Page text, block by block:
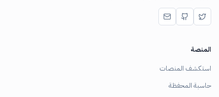
المنصة
استكشف المنصات
حاسبة المحفظة